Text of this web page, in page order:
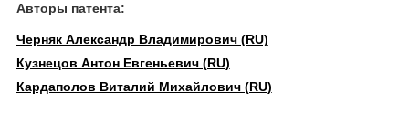
Авторы патента:
Черняк Александр Владимирович (RU)
Кузнецов Антон Евгеньевич (RU)
Кардаполов Виталий Михайлович (RU)